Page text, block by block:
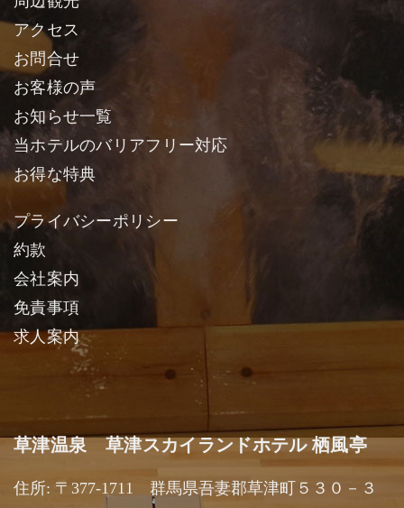
アクセス
お問合せ
お客様の声
お知らせ一覧
当ホテルのバリアフリー対応
お得な特典
プライバシーポリシー
約款
会社案内
免責事項
求人案内
草津温泉 草津スカイランドホテル 栖風亭
住所: 〒377-1711 群馬県吾妻郡草津町５３０－３